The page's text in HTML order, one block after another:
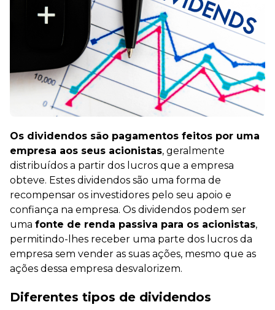
Os dividendos são pagamentos feitos por uma
empresa aos seus acionistas, geralmente
distribuídos a partir dos lucros que a empresa
obteve. Estes dividendos são uma forma de
recompensar os investidores pelo seu apoio e
confiança na empresa. Os dividendos podem ser
uma fonte de renda passiva para os acionistas,
permitindo-lhes receber uma parte dos lucros da
empresa sem vender as suas ações, mesmo que as
ações dessa empresa desvalorizem.
Diferentes tipos de dividendos